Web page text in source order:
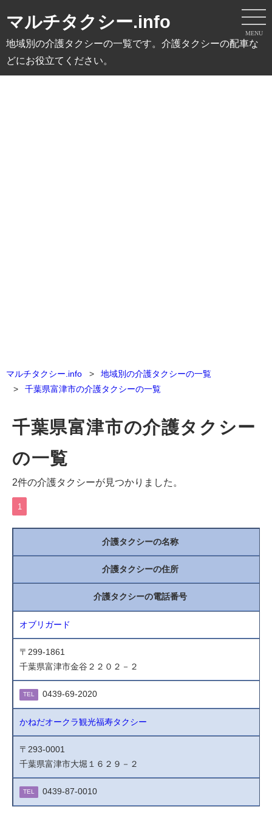
MENU
マルチタクシー.info
地域別の介護タクシーの一覧です。介護タクシーの配車な
どにお役立てください。
マルチタクシー.info
地域別の介護タクシーの一覧
千葉県富津市の介護タクシーの一覧
千葉県富津市の介護タクシー
の一覧
2件の介護タクシーが見つかりました。
1
介護タクシーの名称
介護タクシーの住所
介護タクシーの電話番号
オブリガード
〒299-1861
千葉県富津市金谷２２０２－２
TEL 0439-69-2020
かねだオークラ観光福寿タクシー
〒293-0001
千葉県富津市大堀１６２９－２
TEL 0439-87-0010